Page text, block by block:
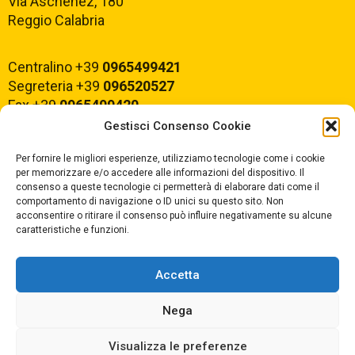
Gestisci Consenso Cookie
Per fornire le migliori esperienze, utilizziamo tecnologie come i cookie
per memorizzare e/o accedere alle informazioni del dispositivo. Il
consenso a queste tecnologie ci permetterà di elaborare dati come il
comportamento di navigazione o ID unici su questo sito. Non
acconsentire o ritirare il consenso può influire negativamente su alcune
caratteristiche e funzioni.
Accetta
Nega
Visualizza le preferenze
Reggio Calabria
Centralino +39 0965499421
Segreteria +39 096520527
Fax +390965499420
E-mail:rcvc010005@istruzione.it
PEC:rcvc010005@pec.istruzione.it
ORARIO DI APERTURA
Dal lunedì al Venerdì
dalle ore 07,00 alle ore 18,30
Copyright © 2025 Convitto Nazionale di Stato